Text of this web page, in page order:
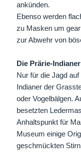
ankünden.
Ebenso werden
zu Masken um
zur Abwehr von
Die Prärie-
Nur für die Jagd
Indianer der
oder Vogelbälgen.
besetzten
Anhaltspunkt für
Museum einige
geschmückten